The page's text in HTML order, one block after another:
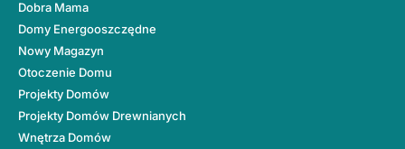
Dobra Mama
Domy Energooszczędne
Nowy Magazyn
Otoczenie Domu
Projekty Domów
Projekty Domów Drewnianych
Wnętrza Domów